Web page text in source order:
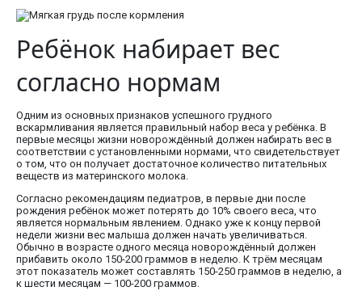
Ребёнок набирает вес
согласно нормам
Одним из основных признаков успешного грудного
вскармливания является правильный набор веса у ребёнка. В
первые месяцы жизни новорождённый должен набирать вес в
соответствии с установленными нормами, что свидетельствует
о том, что он получает достаточное количество питательных
веществ из материнского молока.
Согласно рекомендациям педиатров, в первые дни после
рождения ребёнок может потерять до 10% своего веса, что
является нормальным явлением. Однако уже к концу первой
недели жизни вес малыша должен начать увеличиваться.
Обычно в возрасте одного месяца новорождённый должен
прибавить около 150-200 граммов в неделю. К трём месяцам
этот показатель может составлять 150-250 граммов в неделю, а
к шести месяцам — 100-200 граммов.